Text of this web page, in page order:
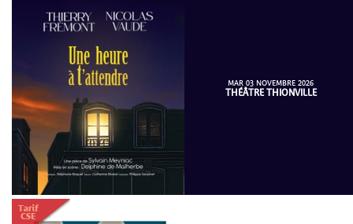
MAR 03 NOVEMBRE 2026
THÉÂTRE THIONVILLE